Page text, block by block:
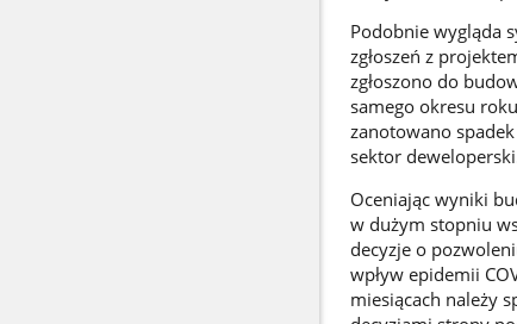
Podobnie wygląda
zgłoszeń z
zgłoszono do
samego okresu
zanotowano
sektor
Oceniając wyniki
w dużym stopniu
decyzje o
wpływ epidemii
miesiącach należy